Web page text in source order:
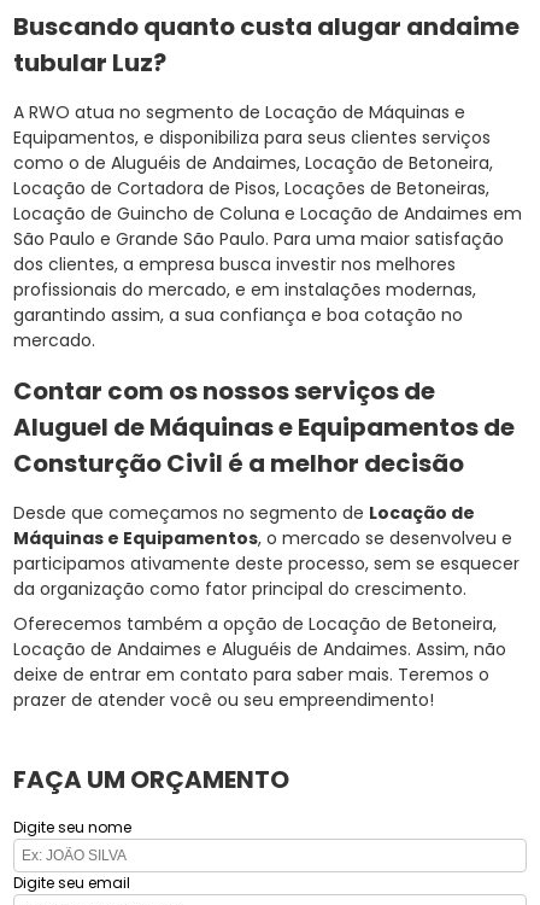
Buscando quanto custa alugar andaime
tubular Luz?
A RWO atua no segmento de Locação de Máquinas e
Equipamentos, e disponibiliza para seus clientes serviços
como o de Aluguéis de Andaimes, Locação de Betoneira,
Locação de Cortadora de Pisos, Locações de Betoneiras,
Locação de Guincho de Coluna e Locação de Andaimes em
São Paulo e Grande São Paulo. Para uma maior satisfação
dos clientes, a empresa busca investir nos melhores
profissionais do mercado, e em instalações modernas,
garantindo assim, a sua confiança e boa cotação no
mercado.
Contar com os nossos serviços de
Aluguel de Máquinas e Equipamentos de
Consturção Civil é a melhor decisão
Desde que começamos no segmento de Locação de
Máquinas e Equipamentos, o mercado se desenvolveu e
participamos ativamente deste processo, sem se esquecer
da organização como fator principal do crescimento.
Oferecemos também a opção de Locação de Betoneira,
Locação de Andaimes e Aluguéis de Andaimes. Assim, não
deixe de entrar em contato para saber mais. Teremos o
prazer de atender você ou seu empreendimento!
FAÇA UM ORÇAMENTO
Digite seu nome
Digite seu email